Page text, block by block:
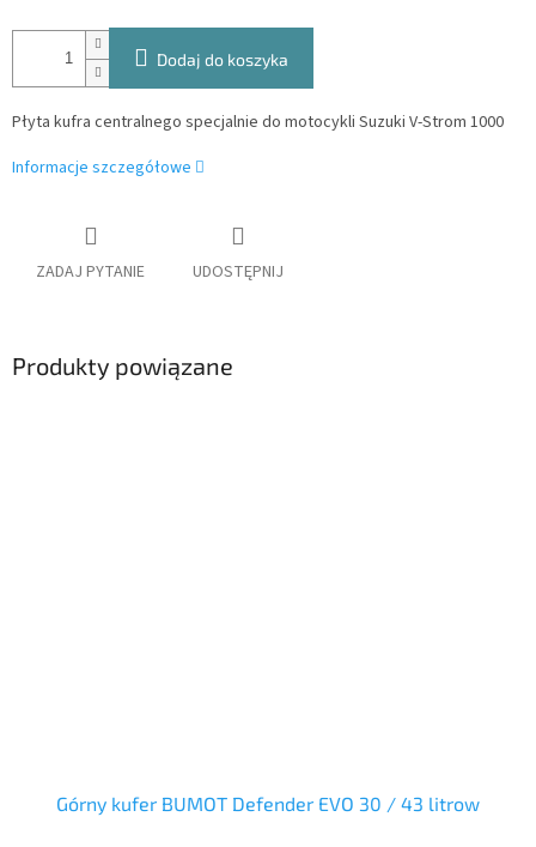
Dodaj do koszyka
Płyta kufra centralnego specjalnie do motocykli Suzuki V-Strom 1000
Informacje szczegółowe
ZADAJ PYTANIE UDOSTĘPNIJ
Produkty powiązane
Górny kufer BUMOT Defender EVO 30 / 43 litrow